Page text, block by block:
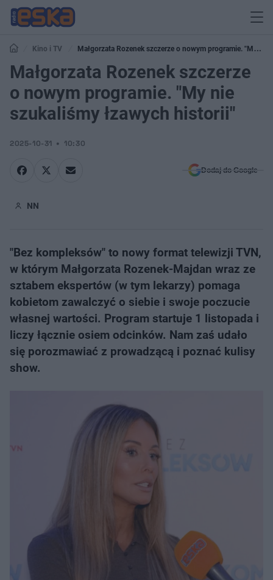
Kino i TV
Małgorzata Rozenek szczerze o nowym programie. "My nie
szukaliśmy łzawych historii"
Małgorzata Rozenek szczerze
o nowym programie. "My nie
szukaliśmy łzawych historii"
2025-10-31 10:30
Dodaj do Google
NN
"Bez kompleksów" to nowy format telewizji TVN,
w którym Małgorzata Rozenek-Majdan wraz ze
sztabem ekspertów (w tym lekarzy) pomaga
kobietom zawalczyć o siebie i swoje poczucie
własnej wartości. Program startuje 1 listopada i
liczy łącznie osiem odcinków. Nam zaś udało
się porozmawiać z prowadzącą i poznać kulisy
show.